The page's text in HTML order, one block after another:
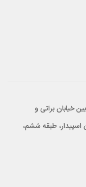
خیابان براتی و
پلاک ۳۵۰، ساختمان اسپیدار، طبقه ششم،